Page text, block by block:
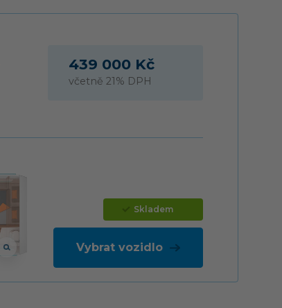
439 000 Kč
včetně 21% DPH
Skladem
Vybrat vozidlo